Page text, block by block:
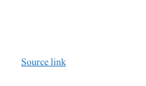
Source link